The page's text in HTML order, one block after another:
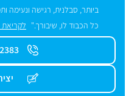
ביותר, סבלנית, רגישה ונעימה
כל הכבוד לו, שיבורך." לקריאת